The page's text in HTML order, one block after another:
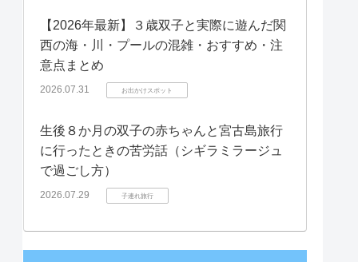
【2026年最新】３歳双子と実際に遊んだ関
西の海・川・プールの混雑・おすすめ・注
意点まとめ
2026.07.31 お出かけスポット
生後８か月の双子の赤ちゃんと宮古島旅行
に行ったときの苦労話（シギラミラージュ
で過ごし方）
2026.07.29 子連れ旅行